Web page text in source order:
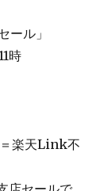
ール」
時
楽天Link不